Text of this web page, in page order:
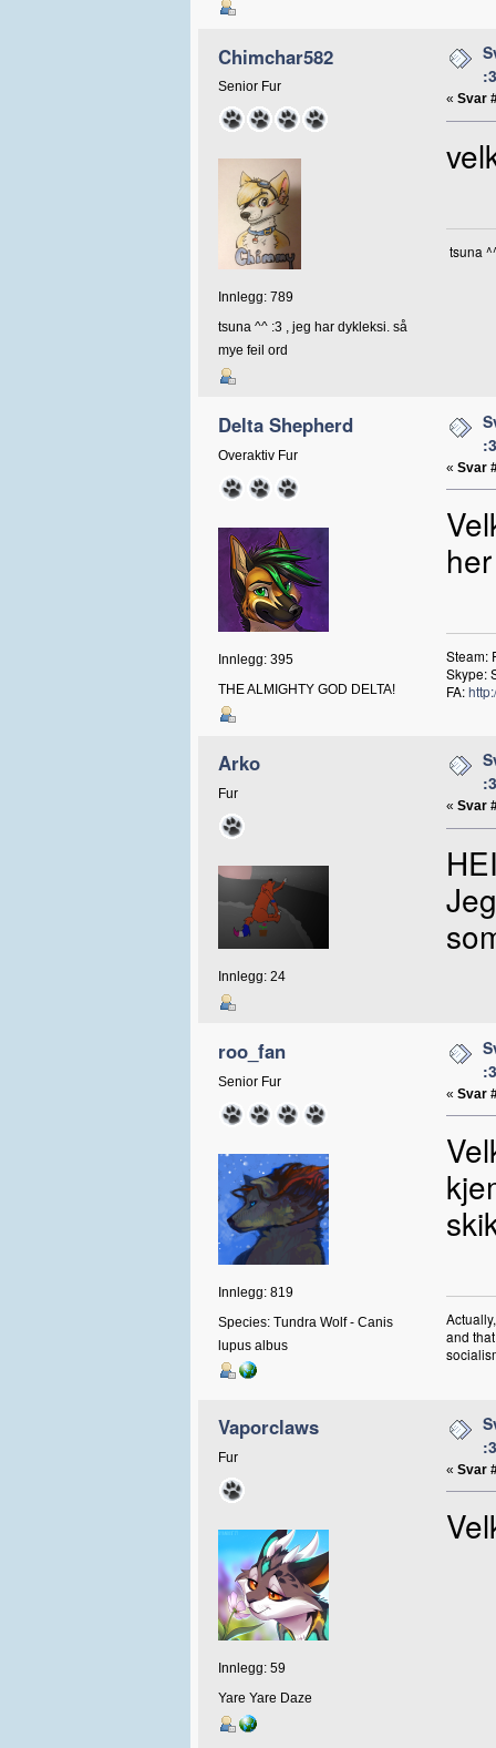
Chimchar582
Senior Fur
Innlegg: 789
tsuna ^^ :3 , jeg har dykleksi. så
mye feil ord
:3
« Svar
tsuna
Delta Shepherd
Overaktiv Fur
Innlegg: 395
THE ALMIGHTY GOD DELTA!
:3
« Svar
Steam:
Skype:
FA:
Arko
Fur
Innlegg: 24
:3
« Svar
roo_fan
Senior Fur
Innlegg: 819
Species: Tundra Wolf - Canis
lupus albus
:3
« Svar
and
Vaporclaws
Fur
Innlegg: 59
Yare Yare Daze
:3
« Svar